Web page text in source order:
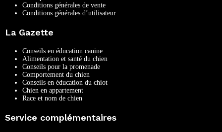
Conditions générales de vente
Conditions générales d’utilisateur
La Gazette
Conseils en éducation canine
Alimentation et santé du chien
Conseils pour la promenade
Comportement du chien
Conseils en éducation du chiot
Chien en appartement
Race et nom de chien
Service complémentaires